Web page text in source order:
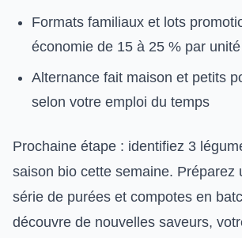
Formats familiaux et lots
économie de 15 à 25 % par unité
Alternance fait maison et petits
selon votre emploi du temps
Prochaine étape : identifiez 3
saison bio cette semaine. Préparez
série de purées et compotes en
découvre de nouvelles saveurs,